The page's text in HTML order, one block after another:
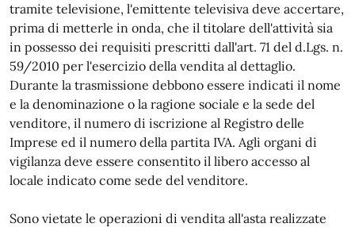
tramite televisione, l'emittente televisiva deve accertare,
prima di metterle in onda, che il titolare dell'attività sia
in possesso dei requisiti prescritti dall'art. 71 del d.Lgs. n.
59/2010 per l'esercizio della vendita al dettaglio.
Durante la trasmissione debbono essere indicati il nome
e la denominazione o la ragione sociale e la sede del
venditore, il numero di iscrizione al Registro delle
Imprese ed il numero della partita IVA. Agli organi di
vigilanza deve essere consentito il libero accesso al
locale indicato come sede del venditore.
Sono vietate le operazioni di vendita all'asta realizzate